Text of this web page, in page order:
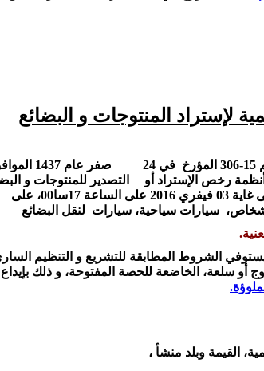
لإستراد المنتوجات و البضائع
التصدير للمنتوجات و
سيارات سياحية، سيارات لنقل البضائع
الشروط المطابقة للتشريع و التنظيم
أو سلعة، الخاضعة للحصة المفتوحة، و ذلك
.
القيمة وبلد منشأ ،